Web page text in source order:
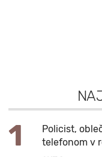
1
Policist,
telefonom v